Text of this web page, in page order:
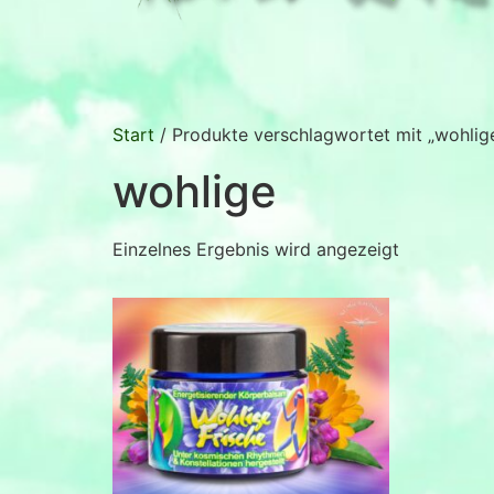
Start/ Produkte verschlagwortet mit
wohlige
Einzelnes Ergebnis wird angezeigt